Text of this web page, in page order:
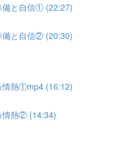
備と自信① (22:27)
備と自信② (20:30)
情熱①mp4 (16:12)
情熱② (14:34)